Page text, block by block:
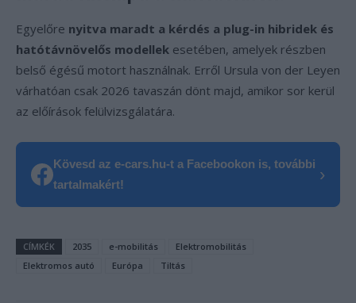
Egyelőre nyitva maradt a kérdés a plug-in hibridek és
hatótávnövelős modellek esetében, amelyek részben
belső égésű motort használnak. Erről Ursula von der Leyen
várhatóan csak 2026 tavaszán dönt majd, amikor sor kerül
az előírások felülvizsgálatára.
Kövesd az e-cars.hu-t a Facebookon is, további
tartalmakért!
›
CÍMKÉK 2035 e-mobilitás
Elektromobilitás
Elektromos autó
Európa Tiltás